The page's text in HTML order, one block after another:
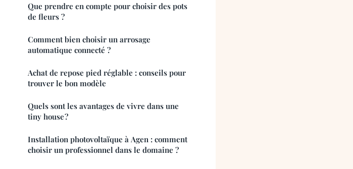
Que prendre en compte pour choisir des pots
de fleurs ?
Comment bien choisir un arrosage
automatique connecté ?
Achat de repose pied réglable : conseils pour
trouver le bon modèle
Quels sont les avantages de vivre dans une
tiny house ?
Installation photovoltaïque à Agen : comment
choisir un professionnel dans le domaine ?